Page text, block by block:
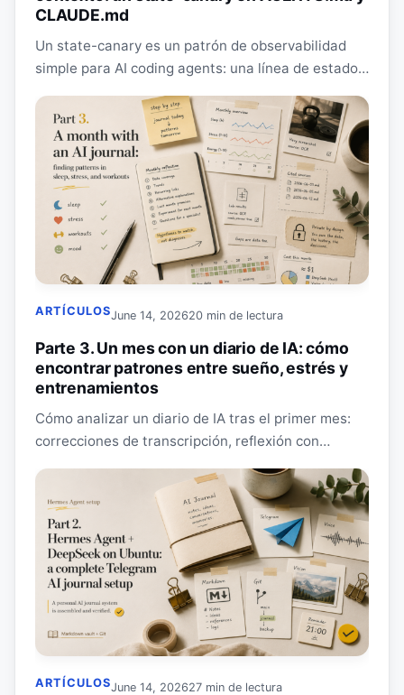
CLAUDE.md
Un state-canary es un patrón de observabilidad
simple para AI coding agents: una línea de estado
ARTÍCULOSJune 14, 202620 min de lectura
Parte 3. Un mes con un diario de IA: cómo
encontrar patrones entre sueño, estrés y
entrenamientos
Cómo analizar un diario de IA tras el primer mes:
correcciones de transcripción, reflexión con
ARTÍCULOSJune 14, 202627 min de lectura